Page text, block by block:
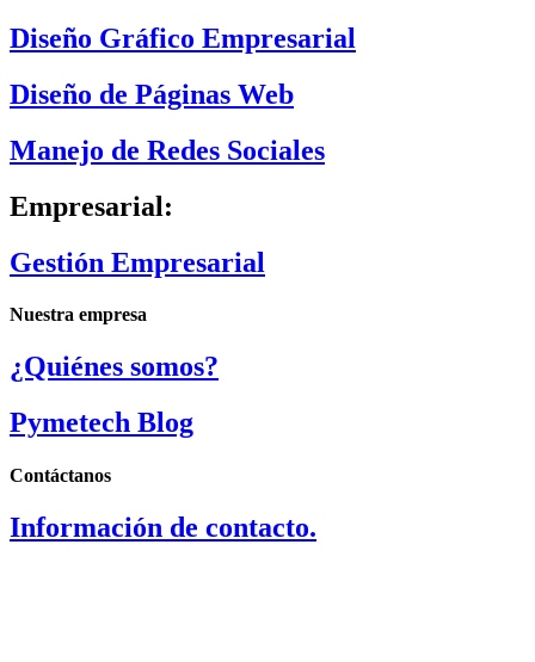
Diseño Gráfico Empresarial
Diseño de Páginas Web
Manejo de Redes Sociales
Empresarial:
Gestión Empresarial
Nuestra empresa
¿Quiénes somos?
Pymetech Blog
Contáctanos
Información de contacto.